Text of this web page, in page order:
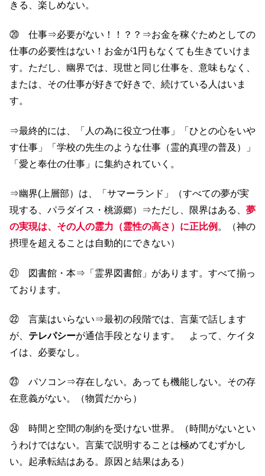
きる、楽しめない。
⑳ 仕事⇒必要がない！！？？⇒お金を稼ぐためとしての
仕事の必要性はない！お金が1円もなくても生きていけま
す。ただし、幽界では、現世と同じ仕事を、意味もなく、
または、その仕事が好きで好きで、続けている人はいま
す。
⇒最終的には、「人の為に役立つ仕事」「ひとの心をいや
す仕事」「学校の先生のような仕事（霊的真理の普及）」
「愛と奉仕の仕事」に集約されていく。
⇒幽界(上層部）は、「サマーランド」（すべての夢が実
現する、パラダイス・桃源郷）⇒ただし、限界はある、 夢
の実現は、その人の霊力（霊性の高さ）に正比例 。（神の
摂理を超えることは自動的にできない）
㉑ 図書館・本⇒「霊界図書館」があります。すべて揃っ
ております。
㉒ 言葉はいらない⇒最初の段階では、言葉で話します
が、 テレパシーが通信手段となります。 よって、ケイタ
イは、必要なし。
㉓ パソコン⇒存在しない。あっても機能しない。その存
在意義がない。（物質だから）
㉔ 時間と空間の制約を受けない世界。（時間がないとい
うわけではない。言葉で説明することは極めてむずかし
い。起承転結はある。原因と結果はある）